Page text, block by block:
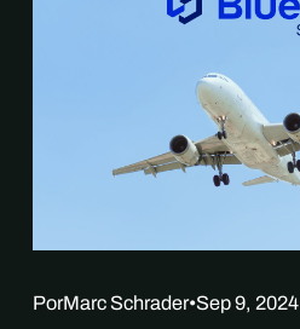
PorMarc Schrader•Sep 9, 2024